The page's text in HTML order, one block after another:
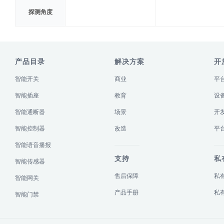
探测角度
产品目录
智能开关
智能插座
智能通断器
智能控制器
智能语音播报
智能传感器
智能网关
智能门禁
解决方案
商业
教育
场景
改造
支持
售后保障
产品手册
开
平
设
开
平
私
私
私